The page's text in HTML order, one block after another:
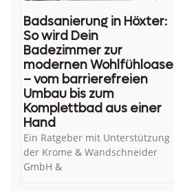
Badsanierung in Höxter:
So wird Dein
Badezimmer zur
modernen Wohlfühloase
– vom barrierefreien
Umbau bis zum
Komplettbad aus einer
Hand
Ein Ratgeber mit Unterstützung
der Krome & Wandschneider
GmbH &